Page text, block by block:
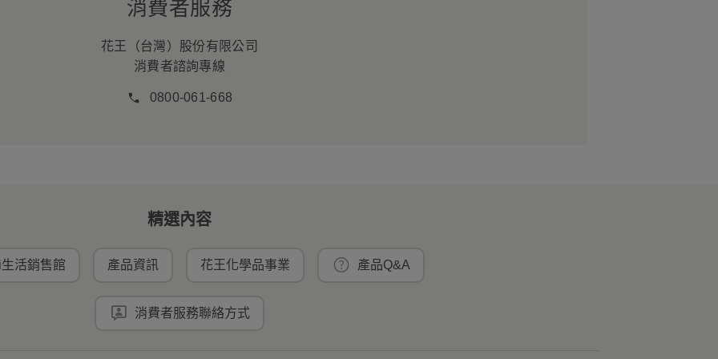
消費者服務
花王（台灣）股份有限公司
消費者諮詢專線
0800-061-668
精選內容
活銷售館 產品資訊 花王化學品事業 產品Q&A
消費者服務聯絡方式